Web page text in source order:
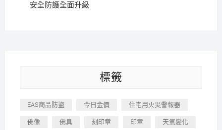
安全防護全面升級
標籤
EAS商品防盜 今日金價 住宅用火災警報器
佛像 佛具 刻印章 印章 天氣變化